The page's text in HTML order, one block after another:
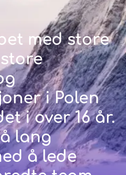
med store
i Polen
i over 16 år.
lang
å lede